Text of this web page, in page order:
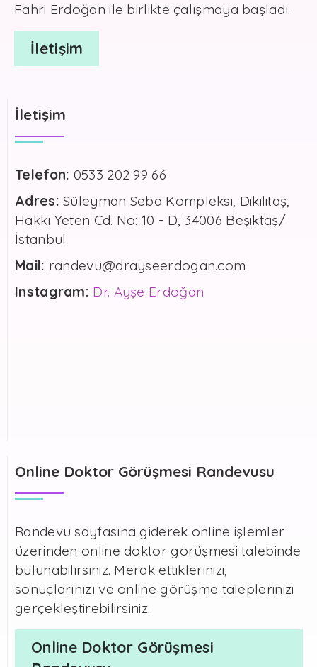
Fahri Erdoğan ile birlikte çalışmaya başladı.
İletişim
İletişim
Telefon: 0533 202 99 66
Adres: Süleyman Seba Kompleksi, Dikilitaş,
Hakkı Yeten Cd. No: 10 - D, 34006 Beşiktaş/
İstanbul
Mail: randevu@drayseerdogan.com
Instagram: Dr. Ayşe Erdoğan
Online Doktor Görüşmesi Randevusu
Randevu sayfasına giderek online işlemler
üzerinden online doktor görüşmesi talebinde
bulunabilirsiniz. Merak ettiklerinizi,
sonuçlarınızı ve online görüşme taleplerinizi
gerçekleştirebilirsiniz.
Online Doktor Görüşmesi